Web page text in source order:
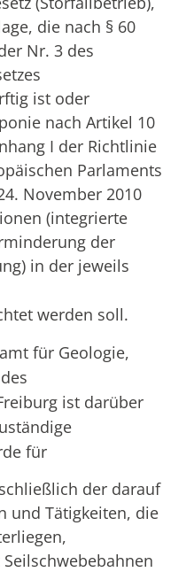
die nach § 60
Nr. 3 des
ist oder
nach Artikel 10
I der Richtlinie
Parlaments
November 2010
(integrierte
der
in der jeweils
werden soll.
für Geologie,
ist darüber
für
der darauf
und Tätigkeiten, die